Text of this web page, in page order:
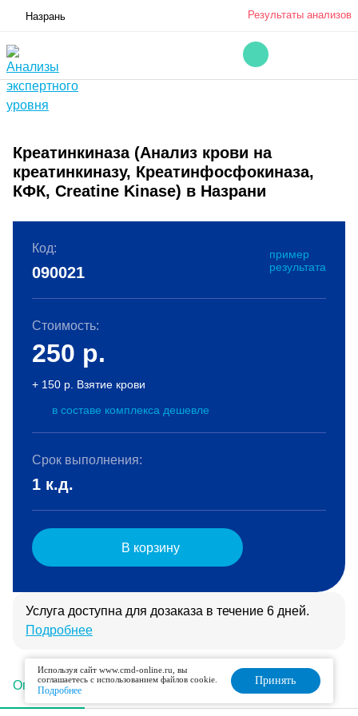
Назрань Результаты анализов
Креатинкиназа (Анализ крови на
креатинкиназу, Креатинфосфокиназа,
КФК, Creatine Kinase) в Назрани
Описание Подготовка Интерпретация
Код:
пример
результата
090021
Стоимость:
250 р.
+ 150 р. Взятие крови
в составе комплекса дешевле
Срок выполнения:
1 к.д.
В корзину
Услуга доступна для дозаказа в течение 6 дней.
Подробнее
Используя сайт www.cmd-online.ru, вы
соглашаетесь с использованием файлов cookie.
Подробнее
Принять